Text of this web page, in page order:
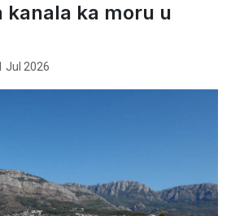
kanala ka moru u
Jul 2026